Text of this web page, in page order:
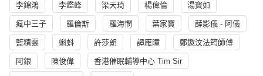
李錦鴻 李鑑峰 梁天琦 楊偉倫 湯寳如
瘋中三子 羅倫斯 羅海憫 葉家寶 薛影儀 - 阿儀
藍精靈 蝌蚪 許莎朗 譚雁瞳 鄭遨汶法筠師傅
阿銀 陳俊偉 香港催眠輔導中心 Tim Sir